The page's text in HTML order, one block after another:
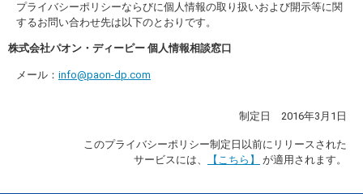
プライバシーポリシーならびに個人情報の取り扱いおよび開示等に関
するお問い合わせ先は以下のとおりです。
株式会社パオン・ディーピー 個人情報相談窓口
メール： info@paon-dp.com
制定日 2016年3月1日
このプライバシーポリシー制定日以前にリリースされた
サービスには、
【こちら】 が適用されます。